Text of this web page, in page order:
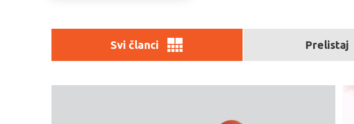
Svi članci Prelistaj